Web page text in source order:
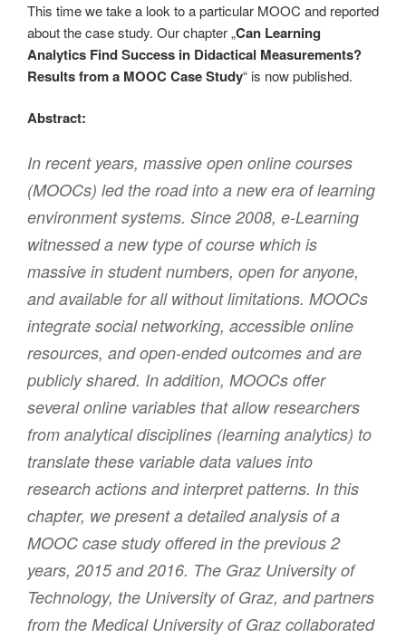
This time we take a look to a particular MOOC and reported
about the case study. Our chapter „Can Learning
Analytics Find Success in Didactical Measurements?
Results from a MOOC Case Study“ is now published.
Abstract:
In recent years, massive open online courses
(MOOCs) led the road into a new era of learning
environment systems. Since 2008, e-Learning
witnessed a new type of course which is
massive in student numbers, open for anyone,
and available for all without limitations. MOOCs
integrate social networking, accessible online
resources, and open-ended outcomes and are
publicly shared. In addition, MOOCs offer
several online variables that allow researchers
from analytical disciplines (learning analytics) to
translate these variable data values into
research actions and interpret patterns. In this
chapter, we present a detailed analysis of a
MOOC case study offered in the previous 2
years, 2015 and 2016. The Graz University of
Technology, the University of Graz, and partners
from the Medical University of Graz collaborated